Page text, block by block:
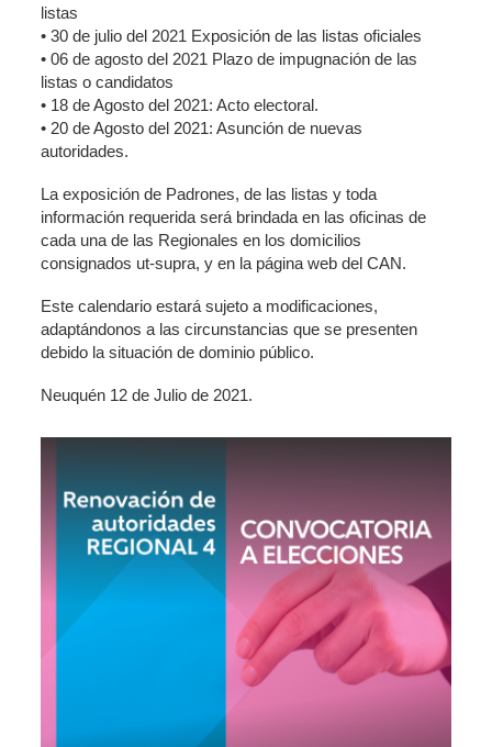
listas
• 30 de julio del 2021 Exposición de las listas oficiales
• 06 de agosto del 2021 Plazo de impugnación de las
listas o candidatos
• 18 de Agosto del 2021: Acto electoral.
• 20 de Agosto del 2021: Asunción de nuevas
autoridades.
La exposición de Padrones, de las listas y toda
información requerida será brindada en las oficinas de
cada una de las Regionales en los domicilios
consignados ut-supra, y en la página web del CAN.
Este calendario estará sujeto a modificaciones,
adaptándonos a las circunstancias que se presenten
debido la situación de dominio público.
Neuquén 12 de Julio de 2021.